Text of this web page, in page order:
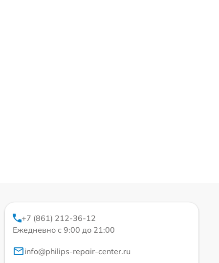
+7 (861) 212-36-12
Ежедневно с 9:00 до 21:00
info@philips-repair-center.ru